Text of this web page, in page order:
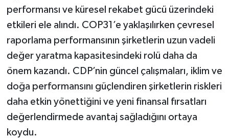
performansı ve küresel rekabet gücü üzerindeki
etkileri ele alındı. COP31’e yaklaşılırken çevresel
raporlama performansının şirketlerin uzun vadeli
değer yaratma kapasitesindeki rolü daha da
önem kazandı. CDP’nin güncel çalışmaları, iklim ve
doğa performansını güçlendiren şirketlerin riskleri
daha etkin yönettiğini ve yeni finansal fırsatları
değerlendirmede avantaj sağladığını ortaya
koydu.